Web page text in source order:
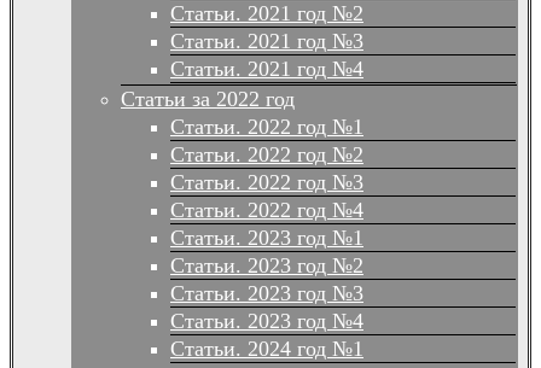
Статьи. 2021 год №2
Статьи. 2021 год №3
Статьи. 2021 год №4
Статьи за 2022 год
Статьи. 2022 год №1
Статьи. 2022 год №2
Статьи. 2022 год №3
Статьи. 2022 год №4
Статьи. 2023 год №1
Статьи. 2023 год №2
Статьи. 2023 год №3
Статьи. 2023 год №4
Статьи. 2024 год №1